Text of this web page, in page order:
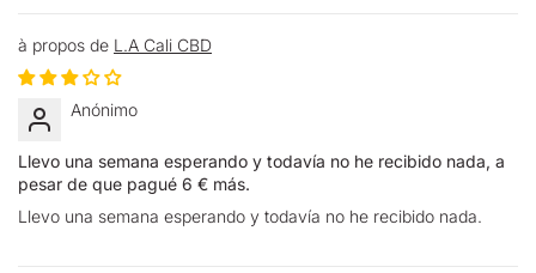
L.A Cali CBD
Anónimo
Llevo una semana esperando y todavía no he recibido nada, a
pesar de que pagué 6 € más.
Llevo una semana esperando y todavía no he recibido nada.